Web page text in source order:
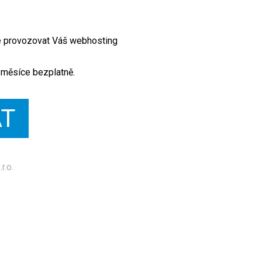
provozovat Váš webhosting
bezplatně.